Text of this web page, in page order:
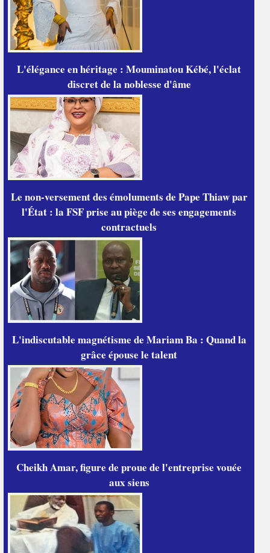
L'élégance en héritage : Mouminatou Kébé, l'éclat
discret de la noblesse d'âme
Le non-versement des émoluments de Pape Thiaw par
l'État : la FSF prise au piège de ses engagements
contractuels
L'indiscutable magnétisme de Mariam Ba : Quand la
grâce épouse le talent
Cheikh Amar, figure de proue de l'entreprise vouée
aux siens